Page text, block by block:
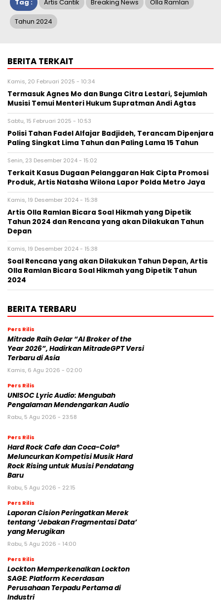
Tag : Artis Cantik Breaking News Olla Ramlan
Tahun 2024
BERITA TERKAIT
Kamis, 20 Februari 2025 - 10:34
Termasuk Agnes Mo dan Bunga Citra Lestari, Sejumlah
Musisi Temui Menteri Hukum Supratman Andi Agtas
Sabtu, 15 Februari 2025 - 10:53
Polisi Tahan Fadel Alfajar Badjideh, Terancam Dipenjara
Paling Singkat Lima Tahun dan Paling Lama 15 Tahun
Senin, 23 Desember 2024 - 15:02
Terkait Kasus Dugaan Pelanggaran Hak Cipta Promosi
Produk, Artis Natasha Wilona Lapor Polda Metro Jaya
Kamis, 19 Desember 2024 - 15:38
Artis Olla Ramlan Bicara Soal Hikmah yang Dipetik
Tahun 2024 dan Rencana yang akan Dilakukan Tahun
Depan
Kamis, 19 Desember 2024 - 15:38
Soal Rencana yang akan Dilakukan Tahun Depan, Artis
Olla Ramlan Bicara Soal Hikmah yang Dipetik Tahun
2024
BERITA TERBARU
Pers Rilis
Mitrade Raih Gelar “AI Broker of the
Year 2026”, Hadirkan MitradeGPT Versi
Terbaru di Asia
Kamis, 6 Agu 2026 - 02:00
Pers Rilis
UNISOC Lyric Audio: Mengubah
Pengalaman Mendengarkan Audio
Rabu, 5 Agu 2026 - 23:58
Pers Rilis
Hard Rock Cafe dan Coca-Cola®
Meluncurkan Kompetisi Musik Hard
Rock Rising untuk Musisi Pendatang
Baru
Rabu, 5 Agu 2026 - 22:15
Pers Rilis
Laporan Cision Peringatkan Merek
tentang ‘Jebakan Fragmentasi Data’
yang Merugikan
Rabu, 5 Agu 2026 - 14:00
Pers Rilis
Lockton Memperkenalkan Lockton
SAGE: Platform Kecerdasan
Perusahaan Terpadu Pertama di
Industri